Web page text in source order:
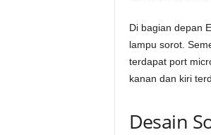
Di bagian depan
lampu sorot.
terdapat port
kanan dan kiri
Desain